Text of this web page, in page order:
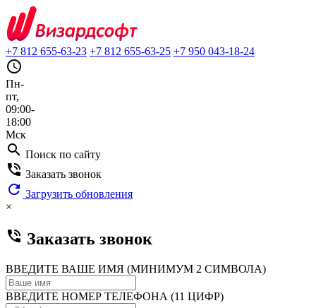
+7 812 655-63-23 +7 812 655-63-25 +7 950 043-18-24
query_builder
Пн-
пт,
09:00-
18:00
Мск
search Поиск по сайту
phone_in_talk Заказать звонок
refresh Загрузить обновления
×
phone_in_talk Заказать звонок
ВВЕДИТЕ ВАШЕ ИМЯ (МИНИМУМ 2 СИМВОЛА)
ВВЕДИТЕ НОМЕР ТЕЛЕФОНА (11 ЦИФР)